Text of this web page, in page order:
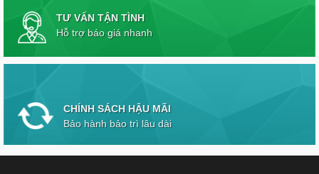
TƯ VẤN TẬN TÌNH
Hỗ trợ báo giá nhanh
CHÍNH SÁCH HẬU MÃI
Bảo hành bảo trì lâu dài